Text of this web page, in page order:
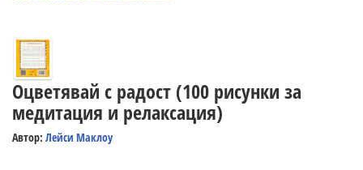
Оцветявай с радост (100 рисунки за
медитация и релаксация)
Автор: Лейси Маклоу